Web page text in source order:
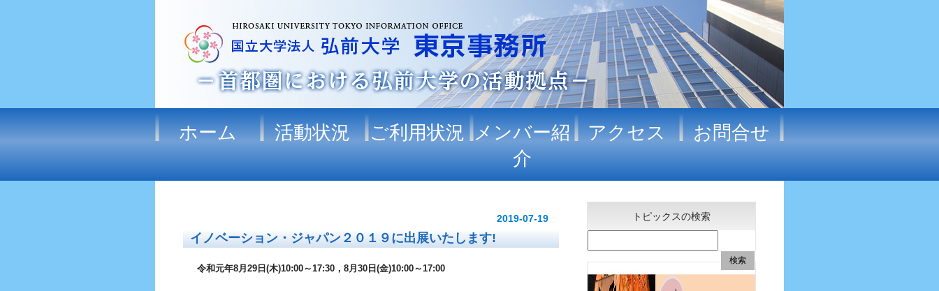
ホーム 活動状況 ご利用状況 メンバー紹
介
アクセス お問合せ
2019-07-19
イノベーション・ジャパン２０１９に出展いたします!
令和元年8月29日(木)10:00～17:30，8月30日(金)10:00～17:00
トピックスの検索